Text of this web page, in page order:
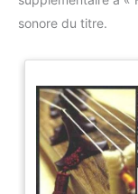
sonore du titre.